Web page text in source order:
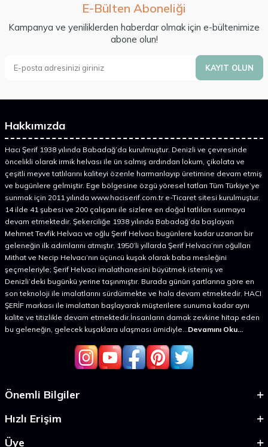
E-Bülten Aboneliği
Kampanya ve yeniliklerden haberdar olmak için e-bültenimize
abone olun!
KAYIT OLUN
Hakkımızda
Hacı Şerif 1938 yılında Babadağ’da kurulmuştur. Denizli ve çevresinde
öncelikli olarak irmik helvası ile ün salmış ardından lokum, çikolata ve
çeşitli meyve tatlılarını kaliteyi özenle harmanlayıp üretimine devam etmiş
ve bugünlere gelmiştir. Ege bölgesine özgü yöresel tatları Tüm Türkiye’ye
sunmak için 2011 yılında www.haciserif.com.tr e-Ticaret sitesi kurulmuştur.
14 ilde 41 şubesi ve 200 çalışanı ile sizlere en doğal tatlıları sunmaya
devam etmektedir. Şekerciliğe 1938 yılında Babadağ’da başlayan
Mehmet Tevfik Helvacı ve oğlu Şerif Helvacı bugünlere kadar uzanan bir
geleneğin ilk adımlarını atmıştır. 1950’li yıllarda Şerif Helvacı’nın oğulları
Mithat ve Necip Helvacı’nın üçüncü kuşak olarak baba mesleğini
şeçmeleriyle; Şerif Helvacı imalathanesini büyütmek istemiş ve
Denizli’deki bugünkü yerine taşınmıştır. Burada günün şartlarına göre en
son teknoloji ile imalatlarını sürdürmekte ve hala devam etmektedir. HACI
ŞERİF markası ile imalattan başlayarak müşterilere sunuma kadar aynı
kalite ve titizlikle devam etmektedir.İnsanların damak zevkine hitap eden
bu geleneğin, gelecek kuşaklara ulaşması ümidiyle...Devamını Oku...
Önemli Bilgiler
Hızlı Erişim
Üye